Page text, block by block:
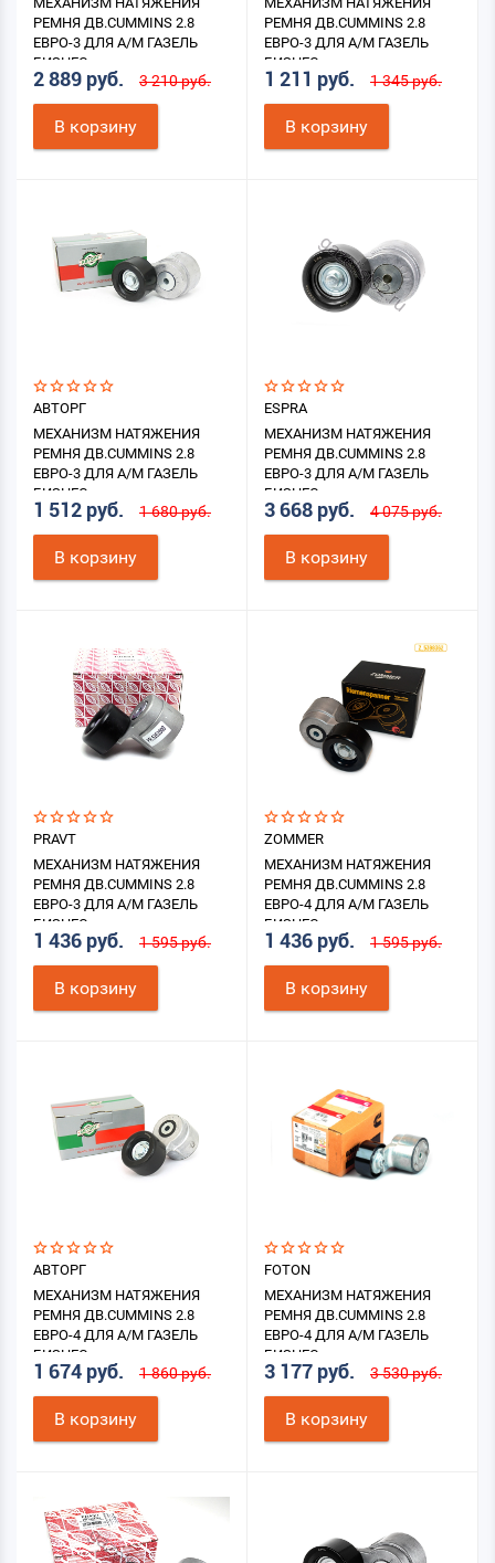
РЕМНЯ ДВ.CUMMINS 2.8
ЕВРО-3 ДЛЯ А/М ГАЗЕЛЬ
БИЗНЕС
2 889 руб. 3 210 руб.
В корзину
РЕМНЯ ДВ.CUMMINS 2.8
ЕВРО-3 ДЛЯ А/М ГАЗЕЛЬ
БИЗНЕС
1 211 руб. 1 345 руб.
В корзину
АВТОРГ
МЕХАНИЗМ НАТЯЖЕНИЯ
РЕМНЯ ДВ.CUMMINS 2.8
ЕВРО-3 ДЛЯ А/М ГАЗЕЛЬ
БИЗНЕС
1 512 руб. 1 680 руб.
В корзину
ESPRA
МЕХАНИЗМ НАТЯЖЕНИЯ
РЕМНЯ ДВ.CUMMINS 2.8
ЕВРО-3 ДЛЯ А/М ГАЗЕЛЬ
БИЗНЕС
3 668 руб. 4 075 руб.
В корзину
PRAVT
МЕХАНИЗМ НАТЯЖЕНИЯ
РЕМНЯ ДВ.CUMMINS 2.8
ЕВРО-3 ДЛЯ А/М ГАЗЕЛЬ
БИЗНЕС
1 436 руб. 1 595 руб.
В корзину
ZOMMER
МЕХАНИЗМ НАТЯЖЕНИЯ
РЕМНЯ ДВ.CUMMINS 2.8
ЕВРО-4 ДЛЯ А/М ГАЗЕЛЬ
БИЗНЕС
1 436 руб. 1 595 руб.
В корзину
АВТОРГ
МЕХАНИЗМ НАТЯЖЕНИЯ
РЕМНЯ ДВ.CUMMINS 2.8
ЕВРО-4 ДЛЯ А/М ГАЗЕЛЬ
БИЗНЕС
1 674 руб. 1 860 руб.
В корзину
FOTON
МЕХАНИЗМ НАТЯЖЕНИЯ
РЕМНЯ ДВ.CUMMINS 2.8
ЕВРО-4 ДЛЯ А/М ГАЗЕЛЬ
БИЗНЕС
3 177 руб. 3 530 руб.
В корзину